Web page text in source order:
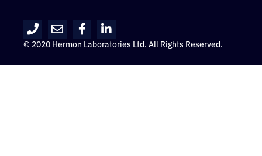
© 2020 Hermon Laboratories Ltd. All Rights Reserved.